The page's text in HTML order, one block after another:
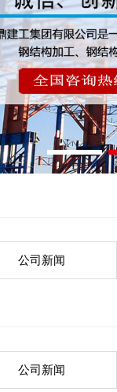
公司新闻
公司新闻